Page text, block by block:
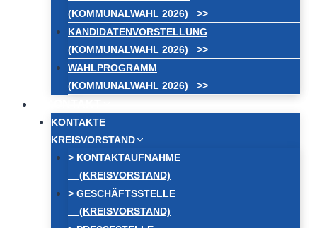
(KOMMUNALWAHL 2026) >>
KANDIDATENVORSTELLUNG
(KOMMUNALWAHL 2026) >>
WAHLPROGRAMM
(KOMMUNALWAHL 2026) >>
KONTAKTE
KREISVORSTAND
> KONTAKTAUFNAHME
(KREISVORSTAND)
> GESCHÄFTSSTELLE
(KREISVORSTAND)